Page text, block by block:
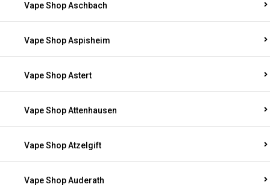
Vape Shop Aschbach
Vape Shop Aspisheim
Vape Shop Astert
Vape Shop Attenhausen
Vape Shop Atzelgift
Vape Shop Auderath